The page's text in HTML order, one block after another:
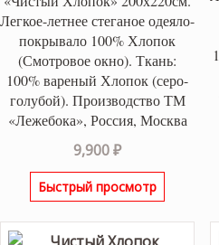
Легкое-летнее стеганое одеяло-
покрывало 100% Хлопок
(Смотровое окно). Ткань:
100% вареный Хлопок (серо-
голубой). Производство ТМ
«Лежебока», Россия, Москва
9,900₽
Быстрый просмотр